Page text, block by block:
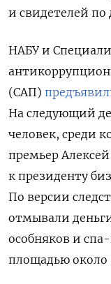
и свидетелей по
НАБУ и
(САП)
На следующий
человек, среди
премьер
к президенту
По версии
отмывали
особняков и
площадью около